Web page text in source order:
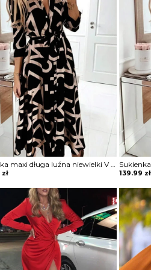
Sukienka maxi długa luźna niewielki V dekolt kołnierz długi prosty rękaw dopasowana wiązana w talii Adolfa
zł
Original
was:
229.99
139.99 zł
Current
is:
139.99